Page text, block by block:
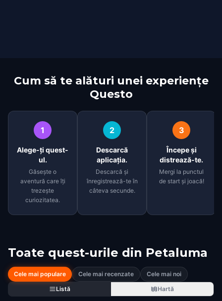
Cum să te alături unei experiențe
Questo
1
Alege-ți quest-
ul.
Găsește o
aventură care îți
trezește
curiozitatea.
2
Descarcă
aplicația.
Descarcă și
înregistrează-te în
câteva secunde.
3
Începe și
distrează-te.
Mergi la punctul
de start și joacă!
Toate quest-urile din Petaluma
Cele mai populare Cele mai recenzate
Cele mai noi
Listă
Hartă